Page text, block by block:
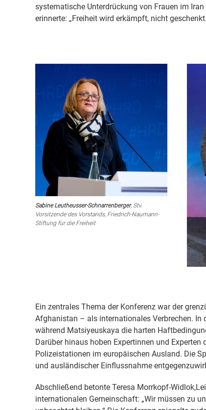
systematische Unterdrückung von Frauen im
erinnerte: „Freiheit wird erkämpft, nicht
Sabine Leutheusser-Schnarrenberger, Stv.
Vorsitzende des Vorstands, Friedrich-Naumann-
Stiftung für die Freiheit
Ein zentrales Thema der Konferenz war der
Afghanistan – als internationales Verbrechen. In
während Matsiyeuskaya die harten
Darüber hinaus hoben Expertinnen und
Polizeistationen im europäischen Ausland. Die
und ausländischer Einflussnahme
Abschließend betonte Teresa Morrkopf-
internationalen Gemeinschaft: „Wir müssen zu